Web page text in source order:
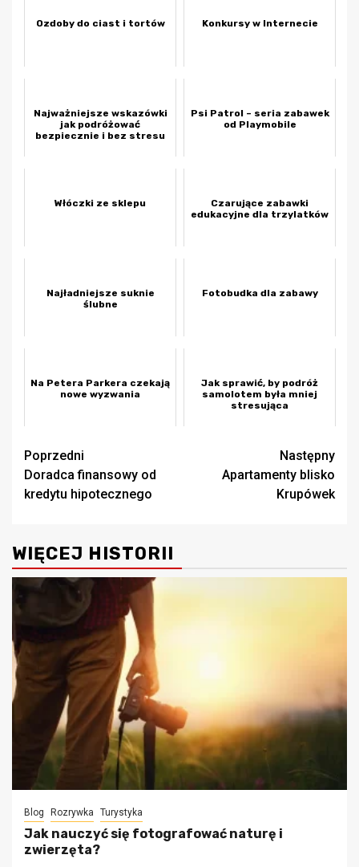
Ozdoby do ciast i tortów Konkursy w Internecie
Najważniejsze wskazówki
jak podróżować
bezpiecznie i bez stresu
Psi Patrol – seria zabawek
od Playmobile
Włóczki ze sklepu
Czarujące zabawki
edukacyjne dla trzylatków
Najładniejsze suknie
ślubne
Fotobudka dla zabawy
Na Petera Parkera czekają
nowe wyzwania
Jak sprawić, by podróż
samolotem była mniej
stresująca
Zobacz
wpisy
Poprzedni
Doradca finansowy od
kredytu hipotecznego
Następny
Apartamenty blisko
Krupówek
WIĘCEJ HISTORII
Blog Rozrywka Turystyka
Jak nauczyć się fotografować naturę i
zwierzęta?